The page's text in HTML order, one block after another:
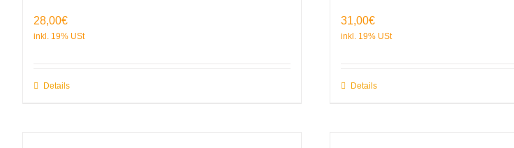
28,00€
Details
31,00€
Details